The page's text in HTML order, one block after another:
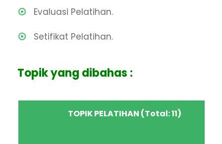
Evaluasi Pelatihan.
Setifikat Pelatihan.
Topik yang dibahas :
TOPIK PELATIHAN (Total: 11)